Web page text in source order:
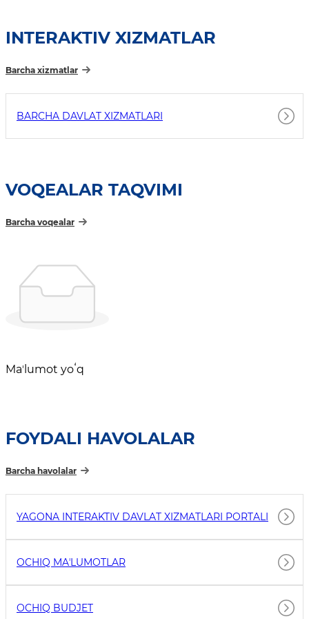
INTERAKTIV XIZMATLAR
Barcha xizmatlar
BARCHA DAVLAT XIZMATLARI
VOQEALAR TAQVIMI
Barcha voqealar
Maʼlumot yoʻq
FOYDALI HAVOLALAR
Barcha havolalar
YAGONA INTERAKTIV DAVLAT XIZMATLARI PORTALI
OCHIQ MAʼLUMOTLAR
OCHIQ BUDJET